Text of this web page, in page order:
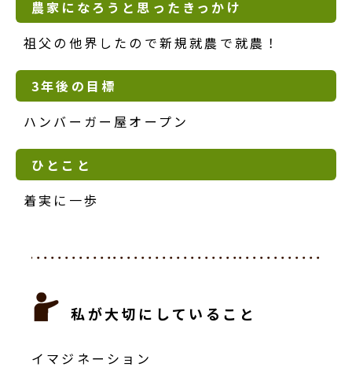
農家になろうと思ったきっかけ
祖父の他界したので新規就農で就農！
3年後の目標
ハンバーガー屋オープン
ひとこと
着実に一歩
私が大切にしていること
イマジネーション